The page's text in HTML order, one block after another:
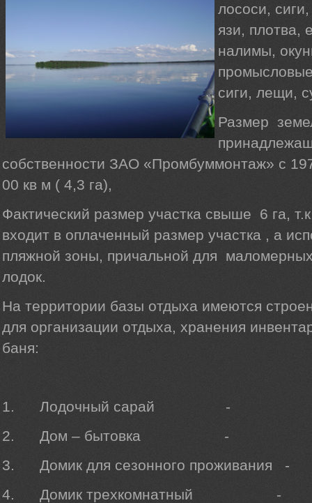
лососи,
язи, плотва,
налимы,
сиги, лещи,
Размер
собственности ЗАО «Промбуммонтаж» с
00 кв м ( 4,3 га),
Фактический размер участка свыше 6 га,
входит в оплаченный размер участка , а
пляжной зоны, причальной для
лодок.
На территории базы отдыха имеются
для организации отдыха, хранения
баня:
1. Лодочный сарай
2. Дом – бытовка -
3. Домик для сезонного
4. Домик